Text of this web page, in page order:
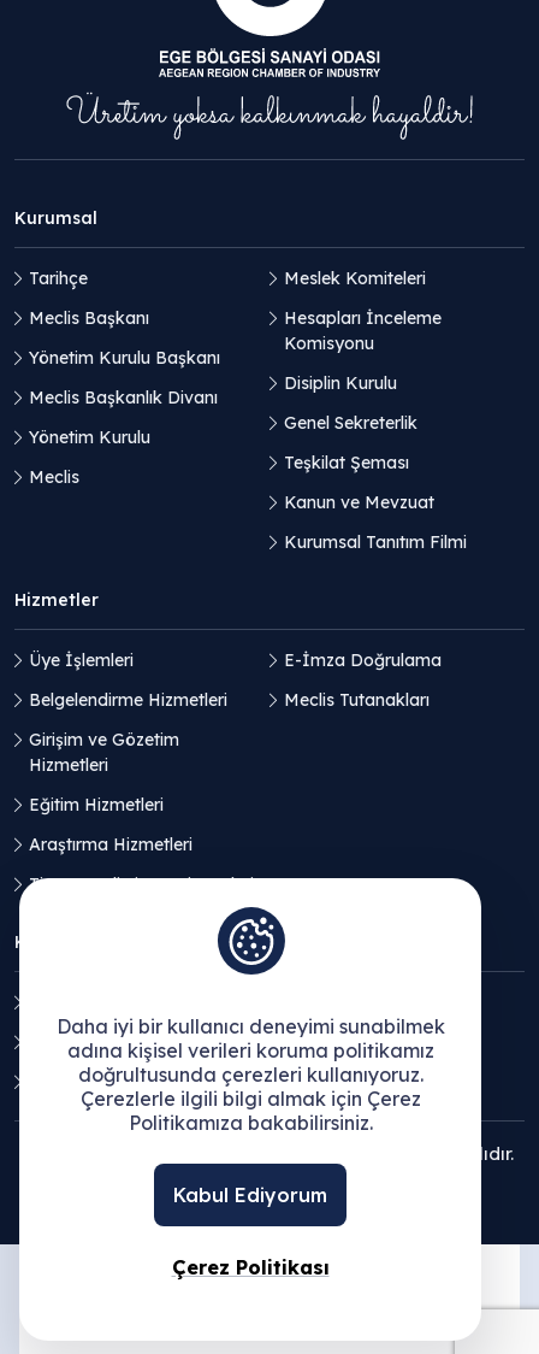
Kurumsal
Tarihçe
Meclis Başkanı
Yönetim Kurulu Başkanı
Meclis Başkanlık Divanı
Yönetim Kurulu
Meclis
Meslek Komiteleri
Hesapları İnceleme
Komisyonu
Disiplin Kurulu
Genel Sekreterlik
Teşkilat Şeması
Kanun ve Mevzuat
Kurumsal Tanıtım Filmi
Hizmetler
Üye İşlemleri
Belgelendirme Hizmetleri
Girişim ve Gözetim
Hizmetleri
Eğitim Hizmetleri
Araştırma Hizmetleri
Ticaret Geliştirme Hizmetleri
E-İmza Doğrulama
Meclis Tutanakları
KVKK
Açık Rıza Beyanı
Çerez Politikası
© 2025 Ege Bölgesi Sanayi Odası - Tüm hakları saklıdır.
Daha iyi bir kullanıcı deneyimi sunabilmek
adına kişisel verileri koruma politikamız
doğrultusunda çerezleri kullanıyoruz.
Çerezlerle ilgili bilgi almak için Çerez
Politikamıza bakabilirsiniz.
Kabul Ediyorum
Çerez Politikası